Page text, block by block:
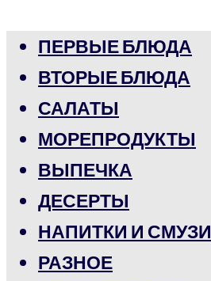
ПЕРВЫЕ БЛЮДА
ВТОРЫЕ БЛЮДА
САЛАТЫ
МОРЕПРОДУКТЫ
ВЫПЕЧКА
ДЕСЕРТЫ
НАПИТКИ И СМУЗИ
РАЗНОЕ